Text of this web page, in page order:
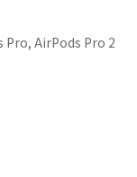
Pro, AirPods Pro 2